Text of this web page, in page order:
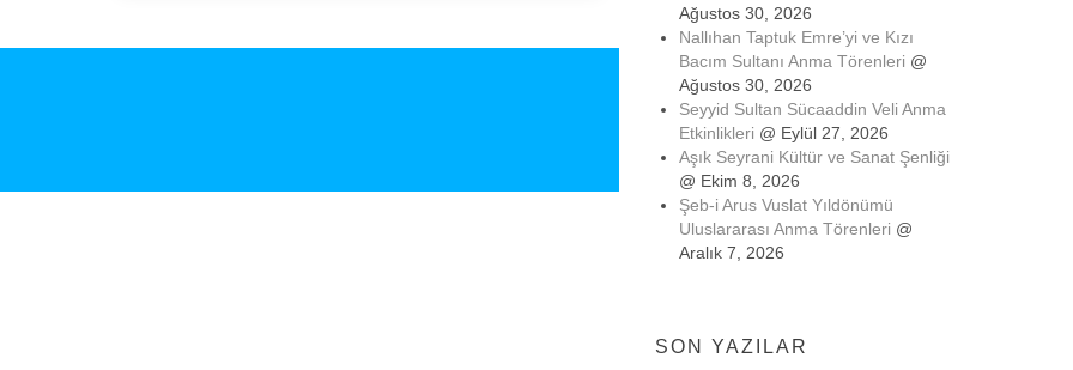
Ağustos 30, 2026
Nallıhan Taptuk Emre’yi ve Kızı
Bacım Sultanı Anma Törenleri @
Ağustos 30, 2026
Seyyid Sultan Sücaaddin Veli Anma
Etkinlikleri @ Eylül 27, 2026
Aşık Seyrani Kültür ve Sanat Şenliği
@ Ekim 8, 2026
Şeb-i Arus Vuslat Yıldönümü
Uluslararası Anma Törenleri @
Aralık 7, 2026
SON YAZILAR